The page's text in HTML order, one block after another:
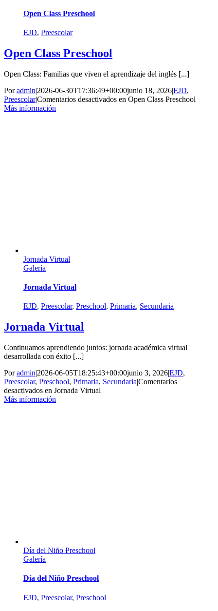
Open Class Preschool
EJD, Preescolar
Open Class Preschool
Open Class: Familias que viven el aprendizaje del inglés [...]
Poradmin|2026-06-30T17:36:49+00:00junio 18, 2026|EJD,
Preescolar|Comentarios desactivados en Open Class Preschool
Más información
Jornada Virtual
Galería
Jornada Virtual
EJD, Preescolar, Preschool, Primaria, Secundaria
Jornada Virtual
Continuamos aprendiendo juntos: jornada académica virtual
desarrollada con éxito [...]
Poradmin|2026-06-05T18:25:43+00:00junio 3, 2026|EJD,
Preescolar, Preschool, Primaria, Secundaria|Comentarios
desactivados en Jornada Virtual
Más información
Día del Niño Preschool
Galería
Día del Niño Preschool
EJD, Preescolar, Preschool